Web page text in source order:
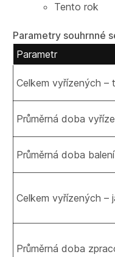
Tento rok
Parametry souhrnné
Parametr
Celkem vyřízených –
Průměrná doba
Průměrná doba
Celkem vyřízených –
Průměrná doba